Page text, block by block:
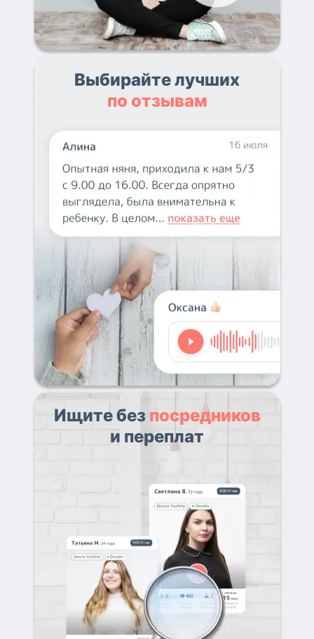
Выбирайте лучших
по отзывам
Ищите без посредников
и переплат